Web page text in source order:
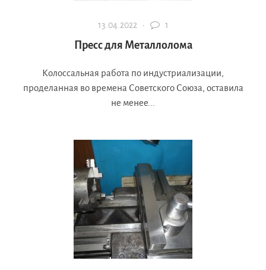
13.04.2022 · 1
Пресс для Металлолома
Колоссальная работа по индустриализации,
проделанная во времена Советского Союза, оставила
не менее...